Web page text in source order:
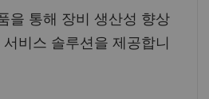
을 통해 장비 생산성 향상
비스 솔루션을 제공합니